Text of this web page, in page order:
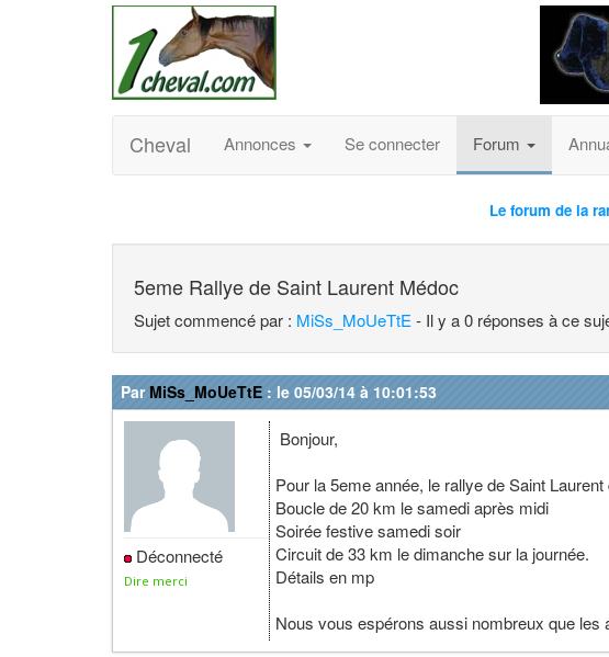
Cheval Annonces Se connecter Forum
Le forum de la
5eme Rallye de Saint Laurent Médoc
Sujet commencé par : MiSs_MoUeTtE - Il y a 0 réponses à ce
Par MiSs_MoUeTtE : le 05/03/14 à 10:01:53
Déconnecté
Dire merci
Bonjour,
Pour la 5eme année, le rallye de Saint
Boucle de 20 km le samedi après midi
Soirée festive samedi soir
Circuit de 33 km le dimanche sur la journée.
Détails en mp
Nous vous espérons aussi nombreux que les